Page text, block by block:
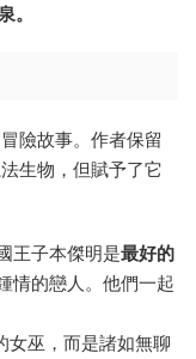
。​
險故事。作者保留
生物，但賦予了它
王子本傑明是最好的
情的戀人。他們一起
女巫，而是諸如無聊